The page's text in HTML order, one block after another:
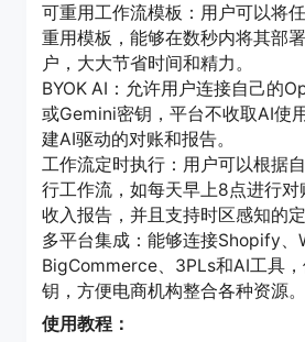
可重用工作流模板：用户可以将
重用模板，能够在数秒内将其部
户，大大节省时间和精力。
BYOK AI：允许用户连接自己的
或Gemini密钥，平台不收取AI使
建AI驱动的对账和报告。
工作流定时执行：用户可以根据
行工作流，如每天早上8点进行对
收入报告，并且支持时区感知的定
多平台集成：能够连接Shopify、
BigCommerce、3PLs和AI工具
钥，方便电商机构整合各种资源。
使用教程：